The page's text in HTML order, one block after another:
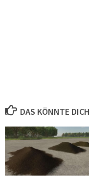
DAS KÖNNTE